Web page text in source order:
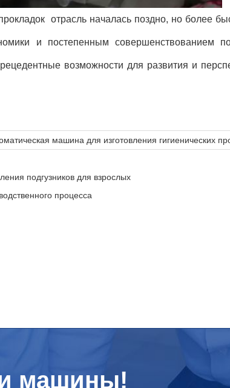
отрасль началась поздно, но более
и постепенным совершенствованием
возможности для развития и
машина для изготовления гигиенических
подгузников для взрослых
процесса
машины!